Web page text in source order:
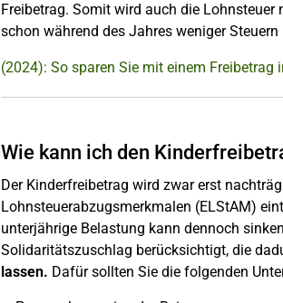
Freibetrag. Somit wird auch die
schon während des Jahres weniger
(2024): So sparen Sie mit einem Freibetrag
Wie kann ich den
Der Kinderfreibetrag wird zwar erst
Lohnsteuerabzugsmerkmalen (ELStAM)
unterjährige Belastung kann dennoch
Solidaritätszuschlag berücksichtigt, die
lassen. Dafür sollten Sie die folgenden